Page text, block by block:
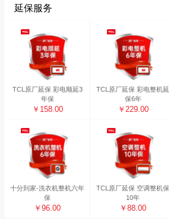
延保服务
TCL原厂延保 彩电顺延3
年保
￥158.00
TCL原厂延保 彩电整机延
保6年
￥229.00
十分到家-洗衣机整机六年
保
￥96.00
TCL原厂延保 空调整机保
10年
￥88.00